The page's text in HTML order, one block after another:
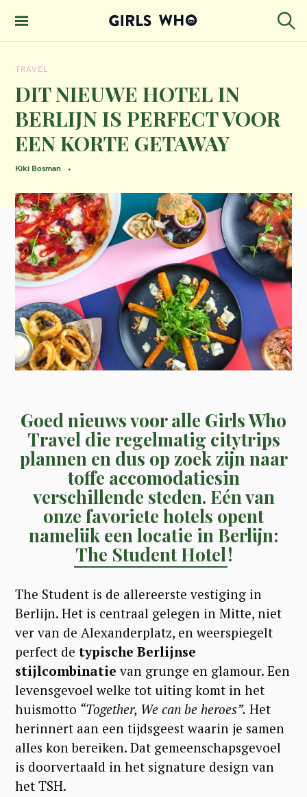
GIRLS WHO
TRAVEL
DIT NIEUWE HOTEL IN
BERLIJN IS PERFECT VOOR
EEN KORTE GETAWAY
Kiki Bosman
Goed nieuws voor alle Girls Who
Travel die regelmatig citytrips
plannen en dus op zoek zijn naar
toffe accomodatiesin
verschillende steden. Eén van
onze favoriete hotels opent
namelijk een locatie in Berlijn:
The Student Hotel!
The Student is de allereerste vestiging in
Berlijn. Het is centraal gelegen in Mitte, niet
ver van de Alexanderplatz, en weerspiegelt
perfect de typische Berlijnse
stijlcombinatie van grunge en glamour. Een
levensgevoel welke tot uiting komt in het
huismotto “Together, We can be heroes”. Het
herinnert aan een tijdsgeest waarin je samen
alles kon bereiken. Dat gemeenschapsgevoel
is doorvertaald in het signature design van
het TSH.